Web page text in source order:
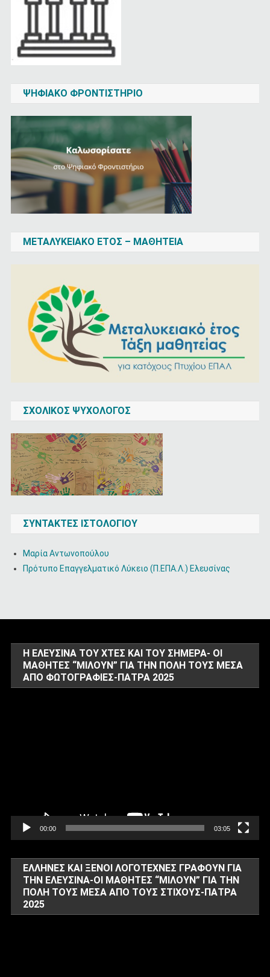
ΨΗΦΙΑΚΌ ΦΡΟΝΤΙΣΤΉΡΙΟ
ΜΕΤΑΛΥΚΕΙΑΚΌ ΈΤΟΣ – ΜΑΘΗΤΕΊΑ
ΣΧΟΛΙΚΌΣ ΨΥΧΟΛΌΓΟΣ
ΣΥΝΤΆΚΤΕΣ ΙΣΤΟΛΟΓΊΟΥ
Μαρία Αντωνοπούλου
Πρότυπο Επαγγελματικό Λύκειο (Π.ΕΠΑ.Λ.) Ελευσίνας
Η ΕΛΕΥΣΊΝΑ ΤΟΥ ΧΤΕΣ ΚΑΙ ΤΟΥ ΣΉΜΕΡΑ- ΟΙ
ΜΑΘΗΤΈΣ “ΜΙΛΟΎΝ” ΓΙΑ ΤΗΝ ΠΌΛΗ ΤΟΥΣ ΜΈΣΑ
ΑΠΌ ΦΩΤΟΓΡΑΦΊΕΣ-ΠΆΤΡΑ 2025
00:00 03:05
ΈΛΛΗΝΕΣ ΚΑΙ ΞΈΝΟΙ ΛΟΓΟΤΈΧΝΕΣ ΓΡΆΦΟΥΝ ΓΙΑ
ΤΗΝ ΕΛΕΥΣΊΝΑ-ΟΙ ΜΑΘΗΤΈΣ “ΜΙΛΟΎΝ” ΓΙΑ ΤΗΝ
ΠΌΛΗ ΤΟΥΣ ΜΈΣΑ ΑΠΌ ΤΟΥΣ ΣΤΊΧΟΥΣ-ΠΆΤΡΑ
2025